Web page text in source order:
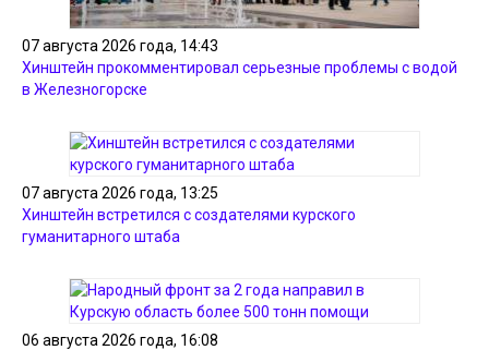
07 августа 2026 года, 14:43
Хинштейн прокомментировал серьезные проблемы с водой
в Железногорске
07 августа 2026 года, 13:25
Хинштейн встретился с создателями курского
гуманитарного штаба
06 августа 2026 года, 16:08